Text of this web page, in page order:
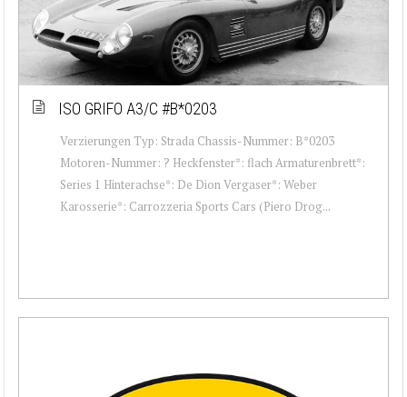
ISO GRIFO A3/C #B*0203
Verzierungen Typ: Strada Chassis-Nummer: B*0203
Motoren-Nummer: ? Heckfenster*: flach Armaturenbrett*:
Series 1 Hinterachse*: De Dion Vergaser*: Weber
Karosserie*: Carrozzeria Sports Cars (Piero Drog...